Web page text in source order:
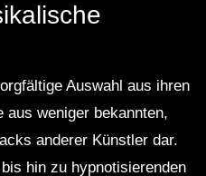
Auswahl aus ihren
aus weniger bekannten,
anderer Künstler dar.
hin zu hypnotisierenden